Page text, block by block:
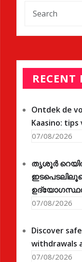
RECENT
Ontdek de
Kaasino:
07/08/2026
തൃശൂർ
07/08/2026
Discover
withdrawals
07/08/2026